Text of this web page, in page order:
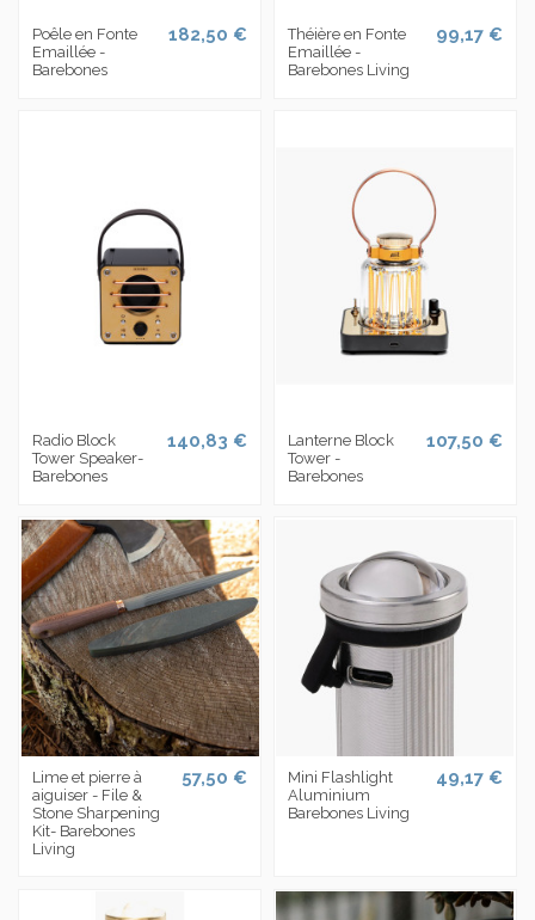
Poêle en Fonte
Emaillée -
Barebones
182,50 €
Théière en Fonte
Emaillée -
Barebones Living
99,17 €
Radio Block
Tower Speaker-
Barebones
140,83 €
Lanterne Block
Tower -
Barebones
107,50 €
Lime et pierre à
aiguiser - File &
Stone Sharpening
Kit- Barebones
Living
57,50 €
Mini Flashlight
Aluminium
Barebones Living
49,17 €